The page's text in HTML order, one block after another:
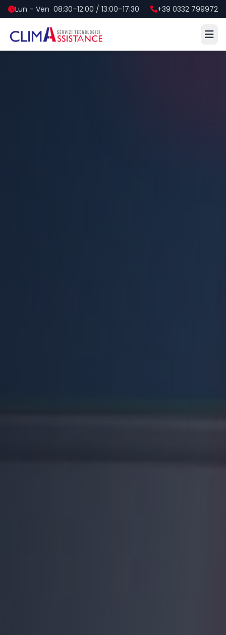
Lun – Ven 08:30–12:00 / 13:00–17:30 +39 0332 799972